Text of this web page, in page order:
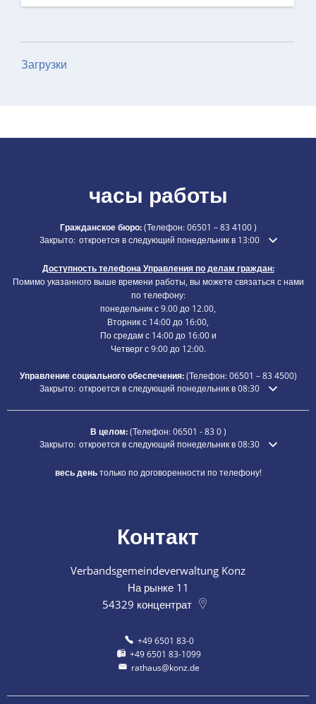
Загрузки
часы работы
Гражданское бюро:(Телефон:06501 – 83 4100)
Нажмите, чтобы скрыть дополнительное время открытия или
Закрыто: откроется в следующий понедельник в 13:00
Доступность телефона Управления по делам граждан:
Помимо указанного выше времени работы, вы можете связаться с нами
по телефону:
понедельник с 9.00 до 12.00,
Вторник с 14:00 до 16:00,
По средам с 14:00 до 16:00 и
Четверг с 9:00 до 12:00.
Управление социального обеспечения:(Телефон:06501 – 834500)
Нажмите, чтобы скрыть дополнительное время открытия или
Закрыто: откроется в следующий понедельник в 08:30
В целом:(Телефон:06501 - 83 0)
Нажмите, чтобы скрыть дополнительное время открытия или
Закрыто: откроется в следующий понедельник в 08:30
весь деньтолько по договоренности по телефону!
Контакт
Verbandsgemeindeverwaltung Konz
На рынке 11
54329 концентрат
+49 6501 83-0
+49 6501 83-1099
rathaus@konz.de